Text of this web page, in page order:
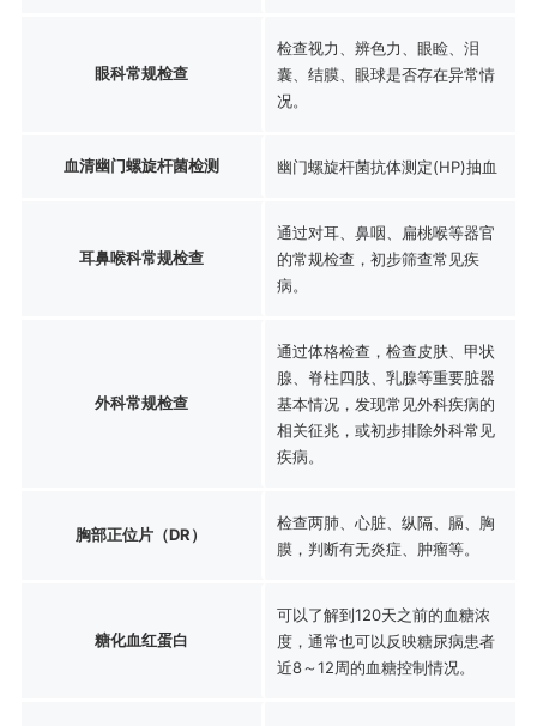
眼科常规检查
检查视力、辨色力、眼睑、泪
囊、结膜、眼球是否存在异常情
况。
血清幽门螺旋杆菌检测 幽门螺旋杆菌抗体测定(HP)抽血
耳鼻喉科常规检查
通过对耳、鼻咽、扁桃喉等器官
的常规检查，初步筛查常见疾
病。
外科常规检查
通过体格检查，检查皮肤、甲状
腺、脊柱四肢、乳腺等重要脏器
基本情况，发现常见外科疾病的
相关征兆，或初步排除外科常见
疾病。
胸部正位片（DR）
检查两肺、心脏、纵隔、膈、胸
膜，判断有无炎症、肿瘤等。
糖化血红蛋白
可以了解到120天之前的血糖浓
度，通常也可以反映糖尿病患者
近8～12周的血糖控制情况。